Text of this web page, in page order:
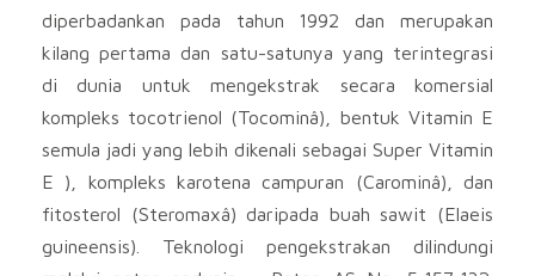
diperbadankan pada tahun 1992 dan merupakan
kilang pertama dan satu-satunya yang terintegrasi
di dunia untuk mengekstrak secara komersial
kompleks tocotrienol (Tocominâ), bentuk Vitamin E
semula jadi yang lebih dikenali sebagai Super Vitamin
E ), kompleks karotena campuran (Carominâ), dan
fitosterol (Steromaxâ) daripada buah sawit (Elaeis
guineensis). Teknologi pengekstrakan dilindungi